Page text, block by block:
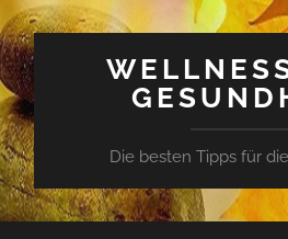
Die besten Tipps für